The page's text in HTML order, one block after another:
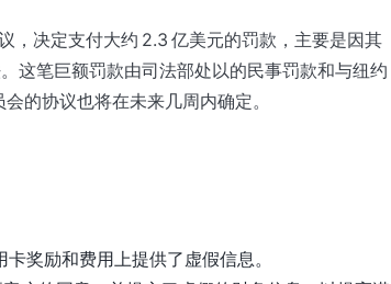
决定支付大约 2.3 亿美元的罚款，主要是因其
这笔巨额罚款由司法部处以的民事罚款和与纽约
的协议也将在未来几周内确定。
奖励和费用上提供了虚假信息。